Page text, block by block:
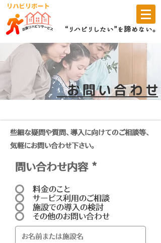
“リハビリしたい”を諦めない。
お問い合わせ
些細な疑問や質問、導入に向けてのご相談等、
気軽にお問い合わせ下さい。
問い合わせ内容 *
料金のこと
サービス利用のご相談
施設での導入の検討
その他のお問い合わせ